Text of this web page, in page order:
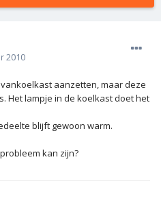
2010
aanzetten, maar deze
Het lampje in de koelkast doet het
blijft gewoon warm.
kan zijn?